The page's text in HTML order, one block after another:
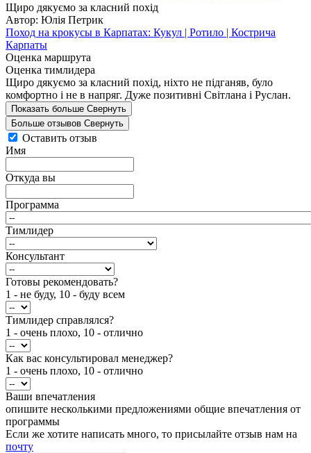
Щиро дякуємо за класний похід
Автор: Юлія Петрик
Поход на крокусы в Карпатах: Кукул | Ротило | Кострича
Карпаты
Оценка маршрута
Оценка тимлидера
Щиро дякуємо за класний похід, ніхто не підганяв, було
комфортно і не в напряг. Дуже позитивні Світлана і Руслан.
Показать больше Свернуть
Больше отзывов Свернуть
Оставить отзыв
Имя
Откуда вы
Программа
Тимлидер
Консультант
Готовы рекомендовать?
1 - не буду, 10 - буду всем
Тимлидер справлялся?
1 - очень плохо, 10 - отлично
Как вас консультировал менеджер?
1 - очень плохо, 10 - отлично
Ваши впечатления
опишите несколькими предложениями общие впечатления от
программы
Если же хотите написать много, то присылайте отзыв нам на
почту